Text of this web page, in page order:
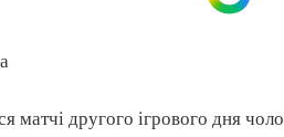
матчі другого ігрового дня